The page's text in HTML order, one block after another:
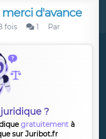
d'avance
fois 1
Par
?
gratuitement à
sur Juribot.fr